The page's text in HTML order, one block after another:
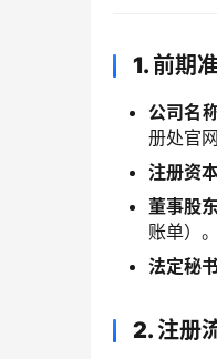
1. 前期
公司名
册处官
注册资
董事股东
账单）。
法定秘
2. 注册